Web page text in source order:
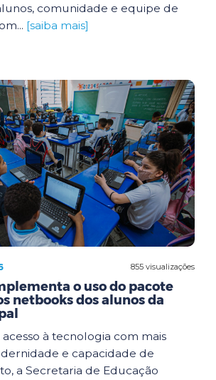
comunidade e equipe de
[saiba mais]
855 visualizações
o uso do pacote
netbooks dos alunos da
à tecnologia com mais
e capacidade de
a Secretaria de Educação